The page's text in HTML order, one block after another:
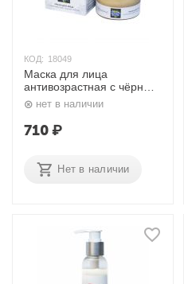
КОД: 18049
Маска для лица
антивозрастная с чёрным
тмином, 50 мл. Indiale
нет в наличии
710₽
Нет в наличии